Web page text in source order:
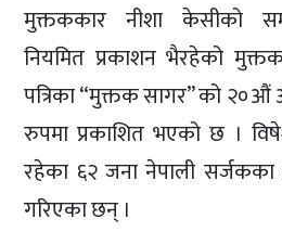
मुक्तककार नीशा केसीको
नियमित प्रकाशन भैरहेको मुक्तक
पत्रिका “मुक्तक सागर” को २०औं
रुपमा प्रकाशित भएको छ ।
रहेका ६२ जना नेपाली
गरिएका छन् ।